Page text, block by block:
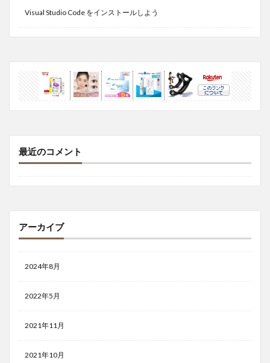
Visual Studio Code をインストールしよう
最近のコメント
アーカイブ
2024年8月
2022年5月
2021年11月
2021年10月